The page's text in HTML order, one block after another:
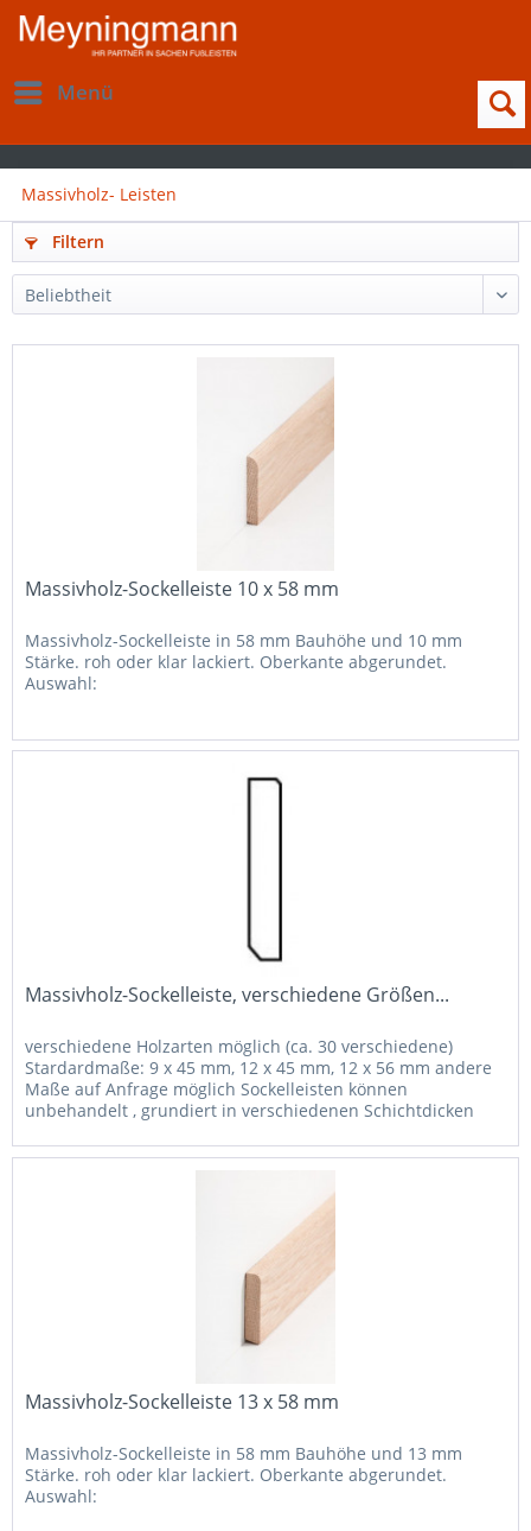
Menü
Massivholz- Leisten
Filtern
Massivholz-Sockelleiste 10 x 58 mm
Massivholz-Sockelleiste in 58 mm Bauhöhe und 10 mm
Stärke. roh oder klar lackiert. Oberkante abgerundet.
Auswahl:
Massivholz-Sockelleiste, verschiedene Größen...
verschiedene Holzarten möglich (ca. 30 verschiedene)
Stardardmaße: 9 x 45 mm, 12 x 45 mm, 12 x 56 mm andere
Maße auf Anfrage möglich Sockelleisten können
unbehandelt , grundiert in verschiedenen Schichtdicken
Massivholz-Sockelleiste 13 x 58 mm
Massivholz-Sockelleiste in 58 mm Bauhöhe und 13 mm
Stärke. roh oder klar lackiert. Oberkante abgerundet.
Auswahl: